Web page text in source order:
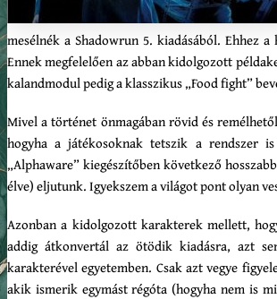
mesélnék a Shadowrun 5. kiadásából. Ehhez
Ennek megfelelően az abban kidolgozott
kalandmodul pedig a klasszikus „Food fight”
Mivel a történet önmagában rövid és
hogyha a játékosoknak tetszik a rendszer
„Alphaware” kiegészítőben következő
élve) eljutunk. Igyekszem a világot pont olyan
Azonban a kidolgozott karakterek mellett,
addig átkonvertál az ötödik kiadásra, azt
karakterével egyetemben. Csak azt vegye
akik ismerik egymást régóta (hogyha nem is